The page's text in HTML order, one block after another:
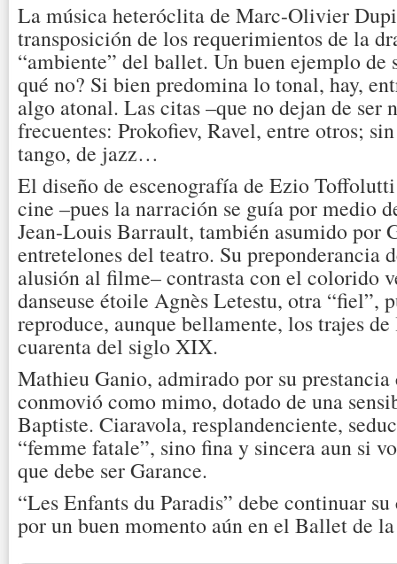
La música heteróclita de Marc-Olivier
transposición de los requerimientos de la
“ambiente” del ballet. Un buen ejemplo de
qué no? Si bien predomina lo tonal, hay,
algo atonal. Las citas –que no dejan de ser
frecuentes: Prokofiev, Ravel, entre otros;
tango, de jazz…
El diseño de escenografía de Ezio
cine –pues la narración se guía por medio
Jean-Louis Barrault, también asumido por
entretelones del teatro. Su preponderancia
alusión al filme– contrasta con el colorido
danseuse étoile Agnès Letestu, otra “fiel”,
reproduce, aunque bellamente, los trajes
cuarenta del siglo XIX.
Mathieu Ganio, admirado por su
conmovió como mimo, dotado de una
Baptiste. Ciaravola, resplandenciente,
“femme fatale”, sino fina y sincera aun si
que debe ser Garance.
“Les Enfants du Paradis” debe continuar
por un buen momento aún en el Ballet de